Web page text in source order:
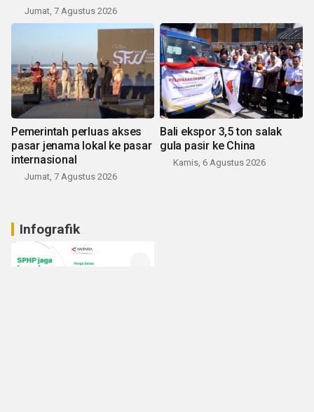
Jumat, 7 Agustus 2026
Pemerintah perluas akses
pasar jenama lokal ke pasar
internasional
Jumat, 7 Agustus 2026
Bali ekspor 3,5 ton salak
gula pasir ke China
Kamis, 6 Agustus 2026
Infografik